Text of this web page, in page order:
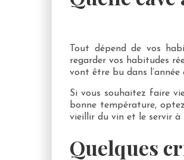
Tout dépend de vos
regarder vos habitudes
vont être bu dans
Si vous souhaitez faire
bonne température,
vieillir du vin et le servir
Quelques